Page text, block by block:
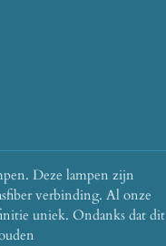
Deze lampen zijn
verbinding. Al onze
uniek. Ondanks dat dit